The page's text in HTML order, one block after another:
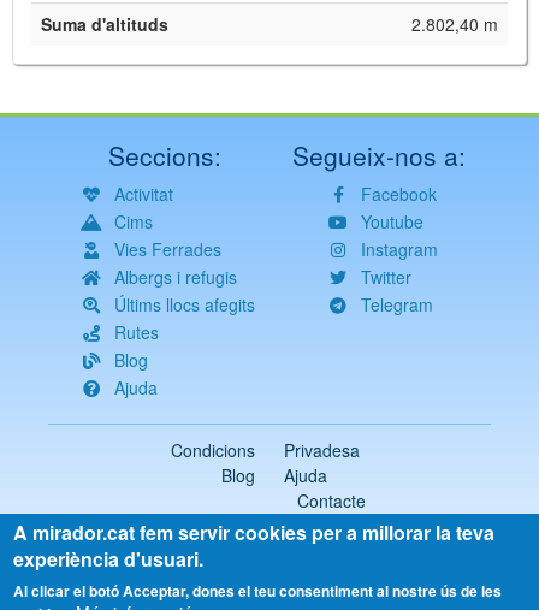
Suma d'altituds
2.802,40 m
Seccions:
Activitat
Cims
Vies Ferrades
Albergs i refugis
Últims llocs afegits
Rutes
Blog
Ajuda
Segueix-nos a:
Facebook
Youtube
Instagram
Twitter
Telegram
Condicions
Privadesa
Blog
Ajuda
Contacte
2018-2026 ©mirador.cat
Tots els drets reservats
Select
A mirador.cat fem servir cookies per a millorar la teva
experiència d'usuari.
Al clicar el botó Acceptar, dones el teu consentiment al nostre ús de les